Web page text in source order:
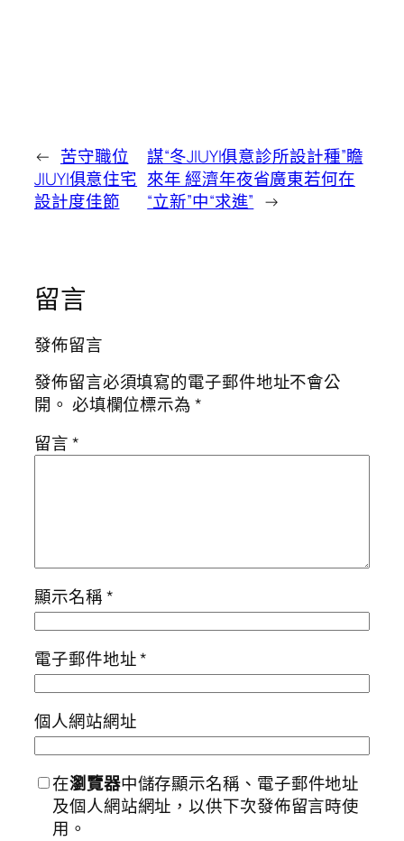
← 苦守職位
JIUYI俱意住宅
設計度佳節
謀“冬JIUYI俱意診所設計種”瞻
來年 經濟年夜省廣東若何在
“立新”中“求進” →
留言
發佈留言
發佈留言必須填寫的電子郵件地址不會公
開。 必填欄位標示為*
留言*
顯示名稱*
電子郵件地址*
個人網站網址
在瀏覽器中儲存顯示名稱、電子郵件地址
及個人網站網址，以供下次發佈留言時使
用。